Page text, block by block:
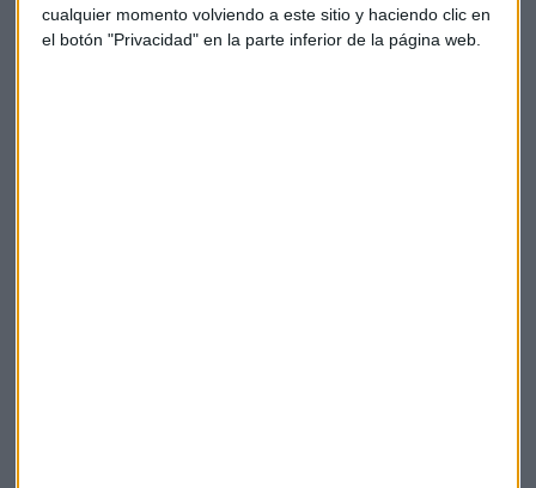
cualquier momento volviendo a este sitio y haciendo clic en
el botón "Privacidad" en la parte inferior de la página web.